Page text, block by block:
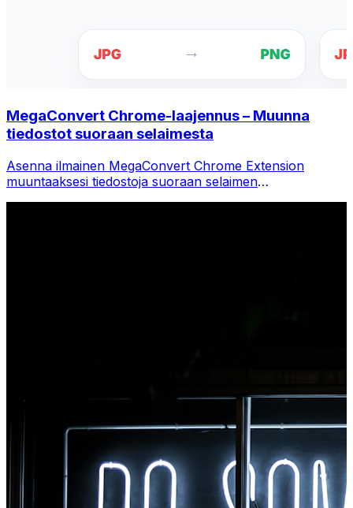
MegaConvert Chrome-laajennus – Muunna
tiedostot suoraan selaimesta
Asenna ilmainen MegaConvert Chrome Extension
muuntaaksesi tiedostoja suoraan selaimen